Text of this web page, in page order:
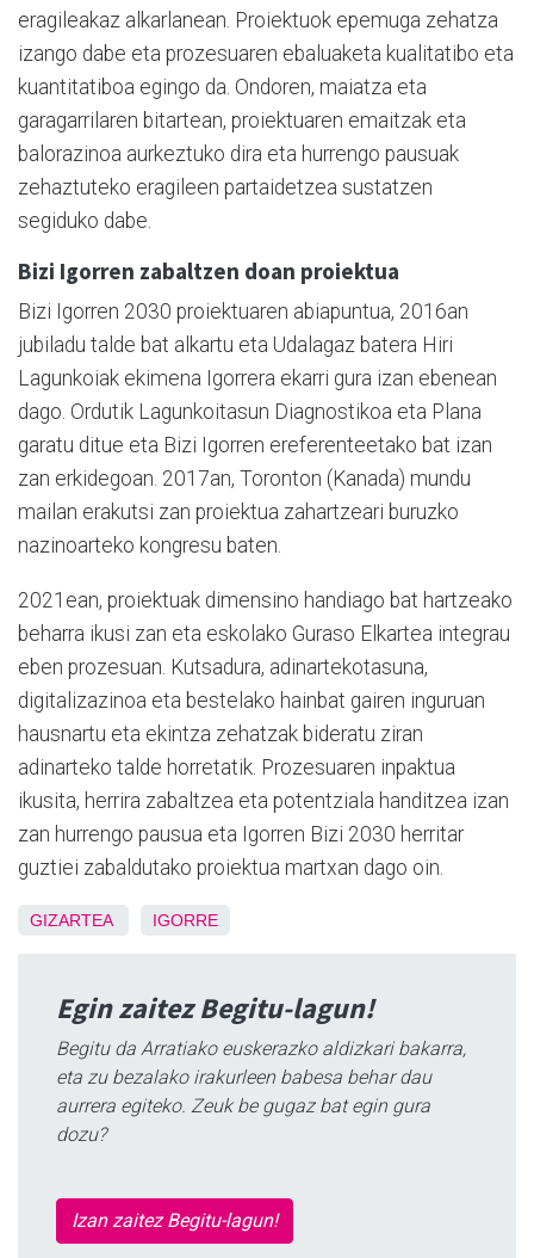
eragileakaz alkarlanean. Proiektuok epemuga zehatza
izango dabe eta prozesuaren ebaluaketa kualitatibo eta
kuantitatiboa egingo da. Ondoren, maiatza eta
garagarrilaren bitartean, proiektuaren emaitzak eta
balorazinoa aurkeztuko dira eta hurrengo pausuak
zehaztuteko eragileen partaidetzea sustatzen
segiduko dabe.
Bizi Igorren zabaltzen doan proiektua
Bizi Igorren 2030 proiektuaren abiapuntua, 2016an
jubiladu talde bat alkartu eta Udalagaz batera Hiri
Lagunkoiak ekimena Igorrera ekarri gura izan ebenean
dago. Ordutik Lagunkoitasun Diagnostikoa eta Plana
garatu ditue eta Bizi Igorren ereferenteetako bat izan
zan erkidegoan. 2017an, Toronton (Kanada) mundu
mailan erakutsi zan proiektua zahartzeari buruzko
nazinoarteko kongresu baten.
2021ean, proiektuak dimensino handiago bat hartzeako
beharra ikusi zan eta eskolako Guraso Elkartea integrau
eben prozesuan. Kutsadura, adinartekotasuna,
digitalizazinoa eta bestelako hainbat gairen inguruan
hausnartu eta ekintza zehatzak bideratu ziran
adinarteko talde horretatik. Prozesuaren inpaktua
ikusita, herrira zabaltzea eta potentziala handitzea izan
zan hurrengo pausua eta Igorren Bizi 2030 herritar
guztiei zabaldutako proiektua martxan dago oin.
GIZARTEA IGORRE
Egin zaitez Begitu-lagun!
Begitu da Arratiako euskerazko aldizkari bakarra,
eta zu bezalako irakurleen babesa behar dau
aurrera egiteko. Zeuk be gugaz bat egin gura
dozu?
Izan zaitez Begitu-lagun!